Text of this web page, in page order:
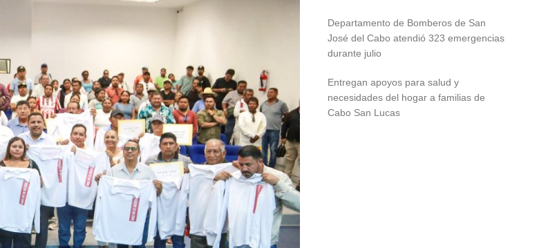
Departamento de Bomberos de San
José del Cabo atendió 323 emergencias
durante julio
Entregan apoyos para salud y
necesidades del hogar a familias de
Cabo San Lucas